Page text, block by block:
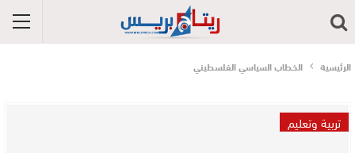
الرئيسية الخطاب السياسي الفلسطيني
تربية وتعليم